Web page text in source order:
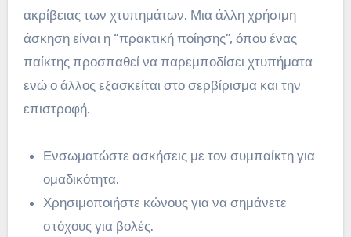
ακρίβειας των χτυπημάτων. Μια άλλη χρήσιμη
άσκηση είναι η “πρακτική ποίησης”, όπου ένας
παίκτης προσπαθεί να παρεμποδίσει χτυπήματα
ενώ ο άλλος εξασκείται στο σερβίρισμα και την
επιστροφή.
Ενσωματώστε ασκήσεις με τον συμπαίκτη για
ομαδικότητα.
Χρησιμοποιήστε κώνους για να σημάνετε
στόχους για βολές.